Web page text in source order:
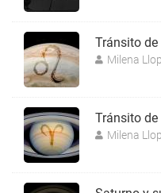
Tránsito
Milena Llop
Tránsito de
Milena Llop